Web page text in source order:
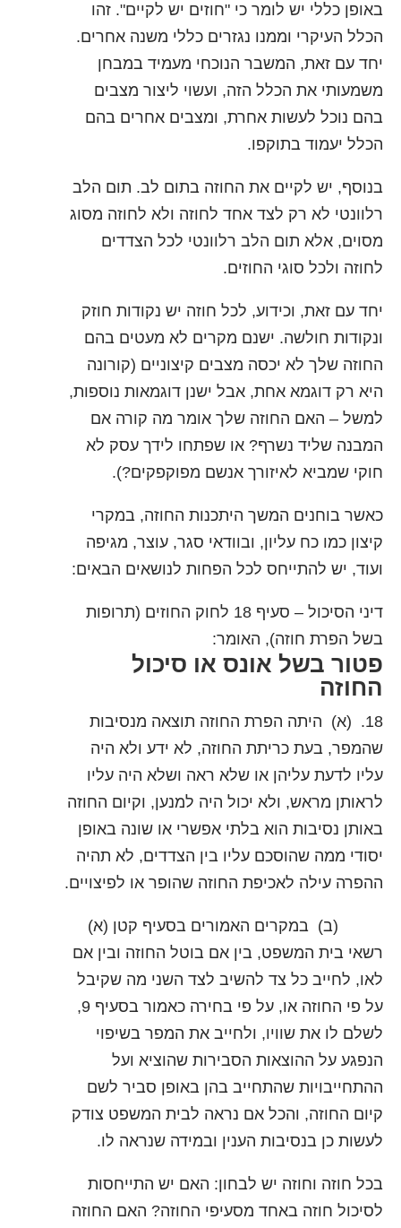
באופן כללי יש לומר כי "חוזים יש לקיים". זהו
הכלל העיקרי וממנו נגזרים כללי משנה אחרים.
יחד עם זאת, המשבר הנוכחי מעמיד במבחן
משמעותי את הכלל הזה, ועשוי ליצור מצבים
בהם נוכל לעשות אחרת, ומצבים אחרים בהם
הכלל יעמוד בתוקפו.
בנוסף, יש לקיים את החוזה בתום לב. תום הלב
רלוונטי לא רק לצד אחד לחוזה ולא לחוזה מסוג
מסוים, אלא תום הלב רלוונטי לכל הצדדים
לחוזה ולכל סוגי החוזים.
יחד עם זאת, וכידוע, לכל חוזה יש נקודות חוזק
ונקודות חולשה. ישנם מקרים לא מעטים בהם
החוזה שלך לא יכסה מצבים קיצוניים (קורונה
היא רק דוגמא אחת, אבל ישנן דוגמאות נוספות,
למשל – האם החוזה שלך אומר מה קורה אם
המבנה שליד נשרף? או שפתחו לידך עסק לא
חוקי שמביא לאיזורך אנשם מפוקפקים?).
כאשר בוחנים המשך היתכנות החוזה, במקרי
קיצון כמו כח עליון, ובוודאי סגר, עוצר, מגיפה
ועוד, יש להתייחס לכל הפחות לנושאים הבאים:
דיני הסיכול – סעיף 18 לחוק החוזים (תרופות
בשל הפרת חוזה), האומר:
פטור בשל אונס או סיכול
החוזה
18. (א) היתה הפרת החוזה תוצאה מנסיבות
שהמפר, בעת כריתת החוזה, לא ידע ולא היה
עליו לדעת עליהן או שלא ראה ושלא היה עליו
לראותן מראש, ולא יכול היה למנען, וקיום החוזה
באותן נסיבות הוא בלתי אפשרי או שונה באופן
יסודי ממה שהוסכם עליו בין הצדדים, לא תהיה
ההפרה עילה לאכיפת החוזה שהופר או לפיצויים.
(ב) במקרים האמורים בסעיף קטן (א)
רשאי בית המשפט, בין אם בוטל החוזה ובין אם
לאו, לחייב כל צד להשיב לצד השני מה שקיבל
על פי החוזה או, על פי בחירה כאמור בסעיף 9,
לשלם לו את שוויו, ולחייב את המפר בשיפוי
הנפגע על ההוצאות הסבירות שהוציא ועל
ההתחייבויות שהתחייב בהן באופן סביר לשם
קיום החוזה, והכל אם נראה לבית המשפט צודק
לעשות כן בנסיבות הענין ובמידה שנראה לו.
בכל חוזה וחוזה יש לבחון: האם יש התייחסות
לסיכול חוזה באחד מסעיפי החוזה? האם החוזה